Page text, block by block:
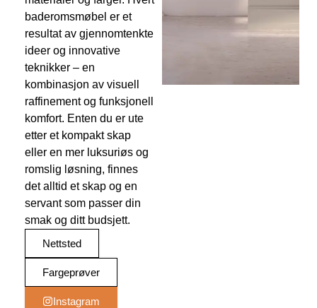
baderomsmøbel er et
resultat av gjennomtenkte
ideer og innovative
teknikker – en
kombinasjon av visuell
raffinement og funksjonell
komfort. Enten du er ute
etter et kompakt skap
eller en mer luksuriøs og
romslig løsning, finnes
det alltid et skap og en
servant som passer din
smak og ditt budsjett.
Nettsted
Fargeprøver
Instagram